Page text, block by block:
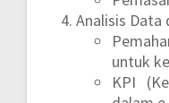
Analisis Data
untuk
KPI